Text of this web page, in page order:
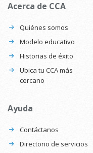
Acerca de CCA
Quiénes somos
Modelo educativo
Historias de éxito
Ubica tu CCA más
cercano
Ayuda
Contáctanos
Directorio de servicios